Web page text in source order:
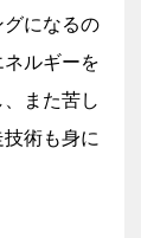
グになるの
ルギーを
また苦し
術も身に